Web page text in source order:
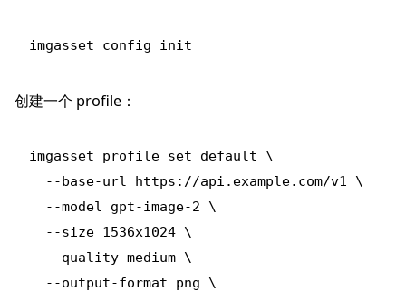
创建一个 profile：
imgasset profile set default \
  --base-url https://api.example.com/v1 \
  --model gpt-image-2 \
  --size 1536x1024 \
  --quality medium \
  --output-format png \